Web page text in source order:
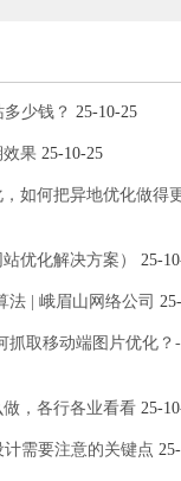
少钱？ 25-10-25
果 25-10-25
如何把异地优化做得
优化解决方案） 25-
| 峨眉山网络公司
抓取移动端图片优化？
，各行各业看看25-
需要注意的关键点